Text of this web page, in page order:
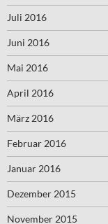
Juli 2016
Juni 2016
Mai 2016
April 2016
März 2016
Februar 2016
Januar 2016
Dezember 2015
November 2015